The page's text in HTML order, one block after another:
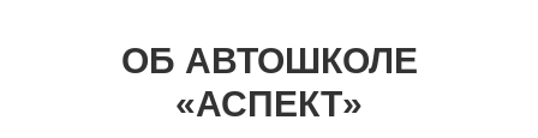
ОБ АВТОШКОЛЕ
«АСПЕКТ»